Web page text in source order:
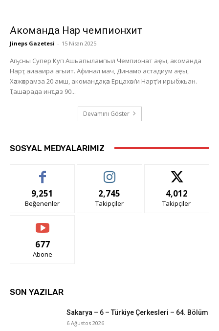
Акоманда Нарҭ чемпионхит
Jineps Gazetesi - 15 Nisan 2025
Аҧсны Супер Куп Ашьапылампыл Чемпионат аҿы, акоманда
Нарҭ аиааира агыит. Афинал мач, Динамо астадиум аҿы,
Хәажәкрамза 20 амш, акомандақәа Ерцахәы’и Нарҭ’и ирыбжьан.
Ҭашәарада инҵәаз 90...
Devamını Göster
SOSYAL MEDYALARIMIZ
9,251
Beğenenler
2,745
Takipçiler
4,012
Takipçiler
677
Abone
SON YAZILAR
Sakarya – 6 – Türkiye Çerkesleri – 64. Bölüm
6 Ağustos 2026